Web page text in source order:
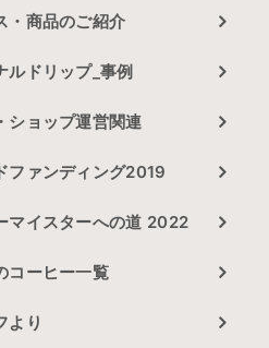
・商品のご紹介
ルドリップ_事例
ショップ運営関連
ファンディング2019
マイスターへの道 2022
コーヒー一覧
より